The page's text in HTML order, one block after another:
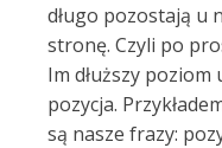
długo pozostają u
stronę. Czyli po
Im dłuższy
pozycja.
są nasze frazy: